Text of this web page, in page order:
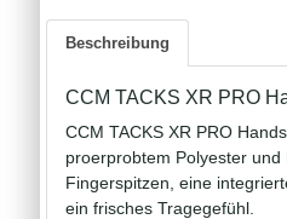
Beschreibung
CCM TACKS XR PRO
CCM TACKS XR PRO
proerprobtem Polyester
Fingerspitzen, eine
ein frisches Tragegefühl.